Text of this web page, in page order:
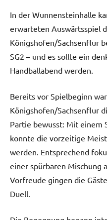
In der Wunnensteinhalle
erwarteten Auswärtsspiel
Königshofen/Sachsenflur
SG2 – und es sollte ein
Handballabend werden.
Bereits vor Spielbeginn
Königshofen/Sachsenflur
Partie bewusst: Mit einem
konnte die vorzeitige
werden. Entsprechend
einer spürbaren Mischung
Vorfreude gingen die
Duell.